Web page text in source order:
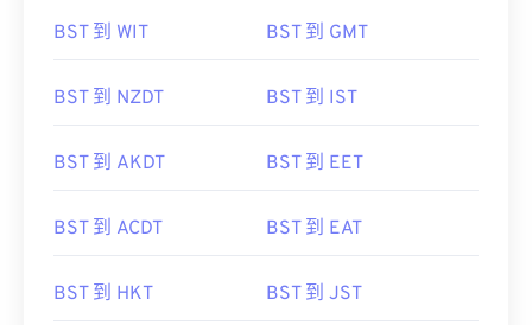
BST 到 WIT BST 到 GMT
BST 到 NZDT BST 到 IST
BST 到 AKDT BST 到 EET
BST 到 ACDT BST 到 EAT
BST 到 HKT BST 到 JST